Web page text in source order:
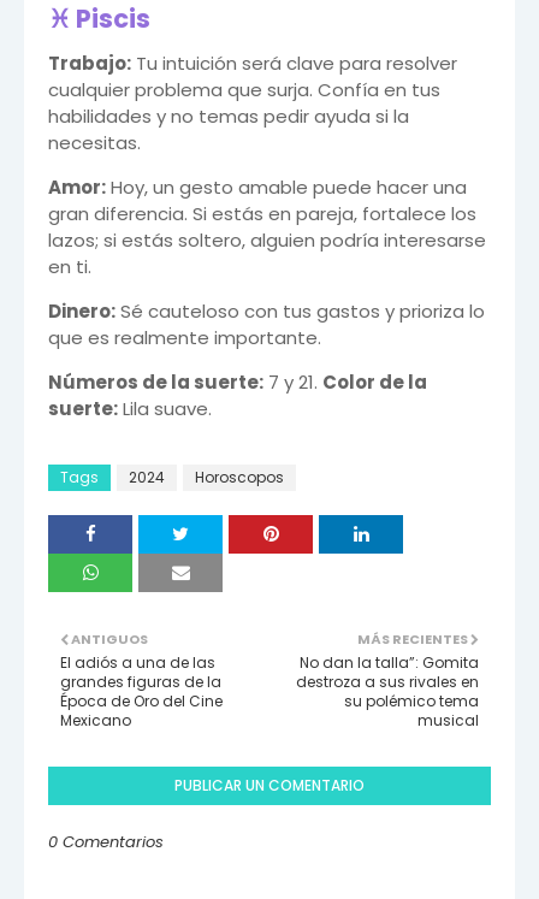
♓ Piscis
Trabajo: Tu intuición será clave para resolver
cualquier problema que surja. Confía en tus
habilidades y no temas pedir ayuda si la
necesitas.
Amor:Hoy, un gesto amable puede hacer una
gran diferencia. Si estás en pareja, fortalece los
lazos; si estás soltero, alguien podría interesarse
en ti.
Dinero:Sé cauteloso con tus gastos y prioriza lo
que es realmente importante.
Números de la suerte: 7 y 21. Color de la
suerte:Lila suave.
Tags 2024 Horoscopos
MÁS RECIENTES
No dan la talla”: Gomita
destroza a sus rivales en
su polémico tema
musical
ANTIGUOS
El adiós a una de las
grandes figuras de la
Época de Oro del Cine
Mexicano
PUBLICAR UN COMENTARIO
0 Comentarios